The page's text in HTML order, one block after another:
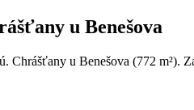
u Benešova
u Benešova (772 m²).